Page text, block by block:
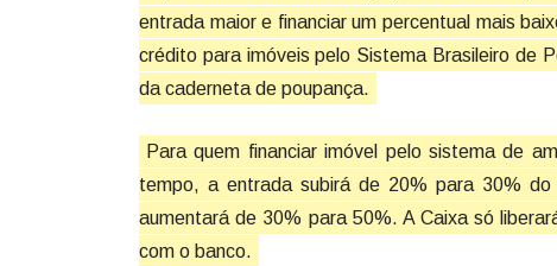
entrada maior e financiar um percentual mais
crédito para imóveis pelo Sistema Brasileiro de
da caderneta de poupança.
Para quem financiar imóvel pelo sistema de
tempo, a entrada subirá de 20% para 30%
aumentará de 30% para 50%. A Caixa só
com o banco.